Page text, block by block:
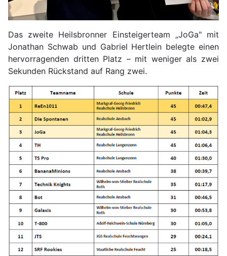
Das zweite Heilsbronner Einsteigerteam „JoGa" mit
Jonathan Schwab und Gabriel Hertlein belegte einen
hervorragenden dritten Platz – mit weniger als zwei
Sekunden Rückstand auf Rang zwei.